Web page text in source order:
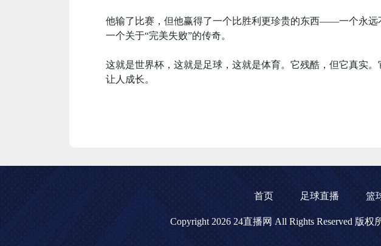
他输了比赛，但他赢得了一个比胜利更珍贵的东西——一个永远
一个关于“完美失败”的传奇。
这就是世界杯，这就是足球，这就是体育。它残酷，但它真实
让人成长。
首页 足球直播 篮
Copyright 2026 24直播网 All Rights Reserved 版